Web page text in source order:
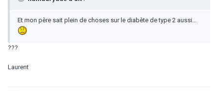
Et mon père sait plein de choses sur le diabète de type 2 aussi...
???
Laurent